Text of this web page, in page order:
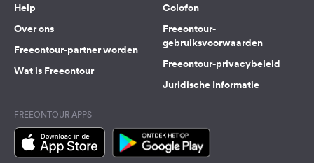
Help
Over ons
Freeontour-partner worden
Wat is Freeontour
Colofon
Freeontour-
gebruiksvoorwaarden
Freeontour-privacybeleid
Juridische Informatie
FREEONTOUR APPS